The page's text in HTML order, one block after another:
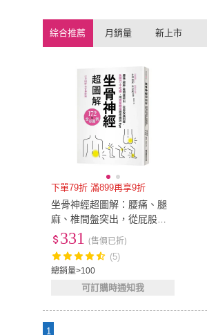
綜合推薦 月銷量 新上市
下單79折 滿899再享9折
坐骨神經超圖解：腰痛、腿
麻、椎間盤突出，從屁股痛
到腳，免開刀、不吃藥
總銷量>100
331 (售價已折)
(5)
可訂購時通知我
1